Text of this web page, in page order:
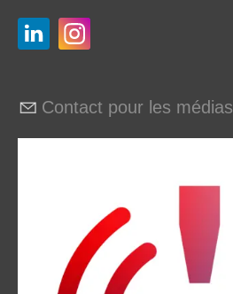
Contact pour les médias